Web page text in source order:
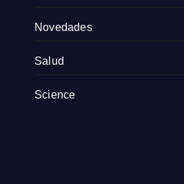
Novedades
Salud
Science